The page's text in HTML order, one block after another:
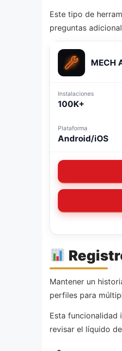
Este tipo de
preguntas
MECH
Instalaciones
100K+
Plataforma
Android/iOS
Mantener un
perfiles para
Esta funcionalidad
revisar el líquido